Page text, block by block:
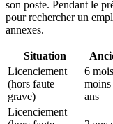
son poste. Pendant le
pour rechercher un
annexes.
Situation
Licenciement
(hors faute
grave)
6
moins
ans
Licenciement